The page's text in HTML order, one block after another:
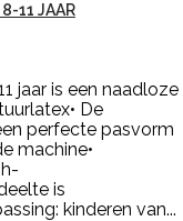
11 JAAR
jaar is een naadloze
De
perfecte pasvorm
machine•
is
kinderen van...